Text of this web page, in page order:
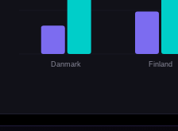
Danmark Finland